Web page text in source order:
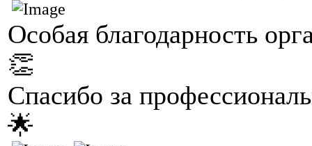
Особая благодарность
👏
Спасибо за
🌟